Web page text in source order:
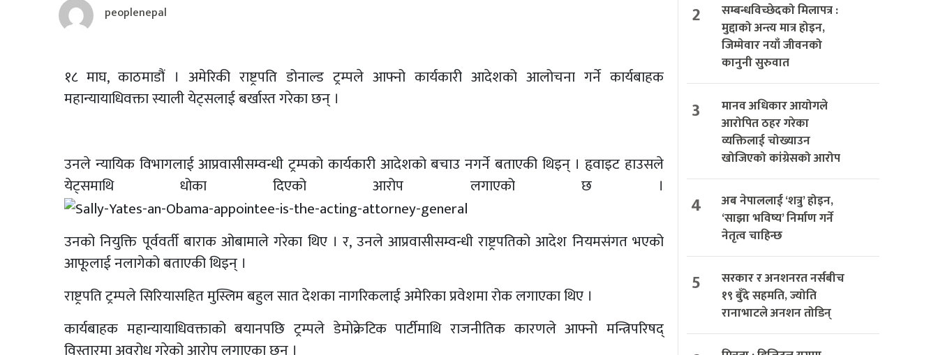
peoplenepal
१८ माघ, काठमाडौं । अमेरिकी राष्ट्रपति डोनाल्ड ट्रम्पले आफ्नो कार्यकारी आदेशको आलोचना गर्ने कार्यबाहक
महान्यायाधिवक्ता स्याली येट्सलाई बर्खास्त गरेका छन् ।
उनले न्यायिक विभागलाई आप्रवासीसम्वन्धी ट्रम्पको कार्यकारी आदेशको बचाउ नगर्ने बताएकी थिइन् । हृवाइट हाउसले
येट्समाथि धोका दिएको आरोप लगाएको छ ।
उनको नियुक्ति पूर्ववर्ती बाराक ओबामाले गरेका थिए । र, उनले आप्रवासीसम्वन्धी राष्ट्रपतिको आदेश नियमसंगत भएको
आफूलाई नलागेको बताएकी थिइन् ।
राष्ट्रपति ट्रम्पले सिरियासहित मुस्लिम बहुल सात देशका नागरिकलाई अमेरिका प्रवेशमा रोक लगाएका थिए ।
कार्यबाहक महान्यायाधिवक्ताको बयानपछि ट्रम्पले डेमोक्रेटिक पार्टीमाथि राजनीतिक कारणले आफ्नो मन्त्रिपरिषद्
2
सम्बन्धविच्छेदको मिलापत्र :
मुद्दाको अन्त्य मात्र होइन,
जिम्मेवार नयाँ जीवनको
कानुनी सुरुवात
3
मानव अधिकार आयोगले
आरोपित ठहर गरेका
व्यक्तिलाई चोख्याउन
खोजिएको कांग्रेसको आरोप
4
अब नेपाललाई ‘शत्रु’ होइन,
‘साझा भविष्य’ निर्माण गर्ने
नेतृत्व चाहिन्छ
5
सरकार र अनशनरत नर्सबीच
१९ बुँदे सहमति, ज्योति
रानाभाटले अनशन तोडिन्